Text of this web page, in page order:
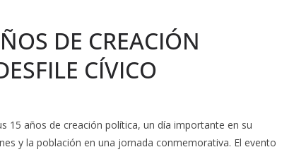
DE CREACIÓN
CÍVICO
15 años de creación política, un día importante en su
y la población en una jornada conmemorativa. El evento